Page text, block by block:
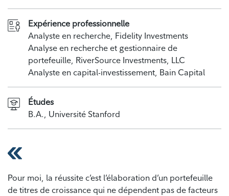
Expérience professionnelle
Analyste en recherche, Fidelity Investments
Analyse en recherche et gestionnaire de
portefeuille, RiverSource Investments, LLC
Analyste en capital-investissement, Bain Capital
Études
B.A., Université Stanford
Pour moi, la réussite c’est l’élaboration d’un portefeuille
de titres de croissance qui ne dépendent pas de facteurs